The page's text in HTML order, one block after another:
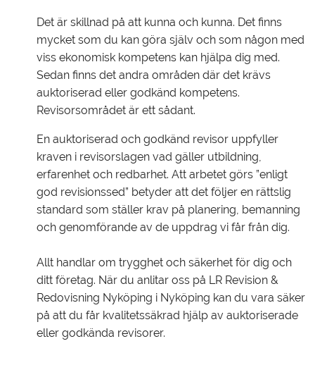
Det är skillnad på att kunna och kunna. Det finns
mycket som du kan göra själv och som någon med
viss ekonomisk kompetens kan hjälpa dig med.
Sedan finns det andra områden där det krävs
auktoriserad eller godkänd kompetens.
Revisorsområdet är ett sådant.
En auktoriserad och godkänd revisor uppfyller
kraven i revisorslagen vad gäller utbildning,
erfarenhet och redbarhet. Att arbetet görs ”enligt
god revisionssed” betyder att det följer en rättslig
standard som ställer krav på planering, bemanning
och genomförande av de uppdrag vi får från dig.
Allt handlar om trygghet och säkerhet för dig och
ditt företag. När du anlitar oss på LR Revision &
Redovisning Nyköping i Nyköping kan du vara säker
på att du får kvalitetssäkrad hjälp av auktoriserade
eller godkända revisorer.